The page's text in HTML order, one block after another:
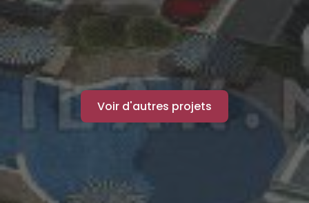
Voir d'autres projets